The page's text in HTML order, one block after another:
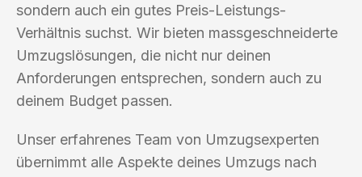
sondern auch ein gutes Preis-Leistungs-
Verhältnis suchst. Wir bieten massgeschneiderte
Umzugslösungen, die nicht nur deinen
Anforderungen entsprechen, sondern auch zu
deinem Budget passen.
Unser erfahrenes Team von Umzugsexperten
übernimmt alle Aspekte deines Umzugs nach